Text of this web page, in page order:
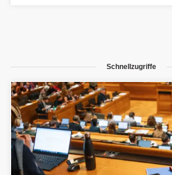
Schnellzugriffe